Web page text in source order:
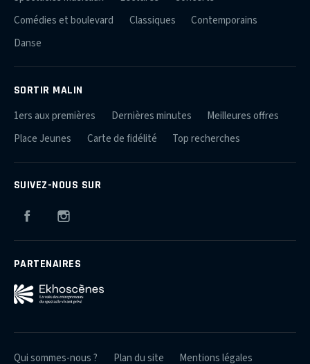
Comédies et boulevard
Classiques
Contemporains
Danse
SORTIR MALIN
1ers aux premières Dernières minutes
Meilleures offres
Place Jeunes
Carte de fidélité Top recherches
SUIVEZ-NOUS SUR
Facebook
PARTENAIRES
Qui sommes-nous ? Plan du site Mentions légales